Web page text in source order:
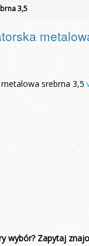
3,5
srebrna 3,5
wybór? Zapytaj